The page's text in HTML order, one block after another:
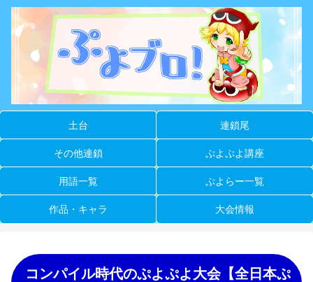
土台 連鎖尾
その他連鎖 ぷよぷよ講座
用語一覧 ぷよらー一覧
作品・キャラ 大会情報
コンパイル時代のぷよぷよ大会【全日本ぷ